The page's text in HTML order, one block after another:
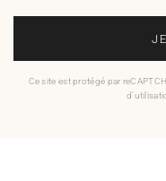
Ce site est protégé par